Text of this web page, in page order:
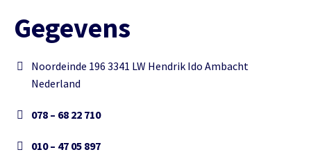
Gegevens
Noordeinde 196 3341 LW Hendrik Ido Ambacht
Nederland
078 – 68 22 710
010 – 47 05 897